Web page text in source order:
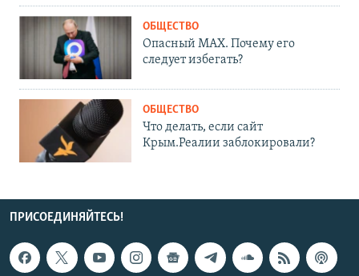
ОБЩЕСТВО
Опасный MAX. Почему его
следует избегать?
ОБЩЕСТВО
Что делать, если сайт
Крым.Реалии заблокировали?
ПРИСОЕДИНЯЙТЕСЬ!